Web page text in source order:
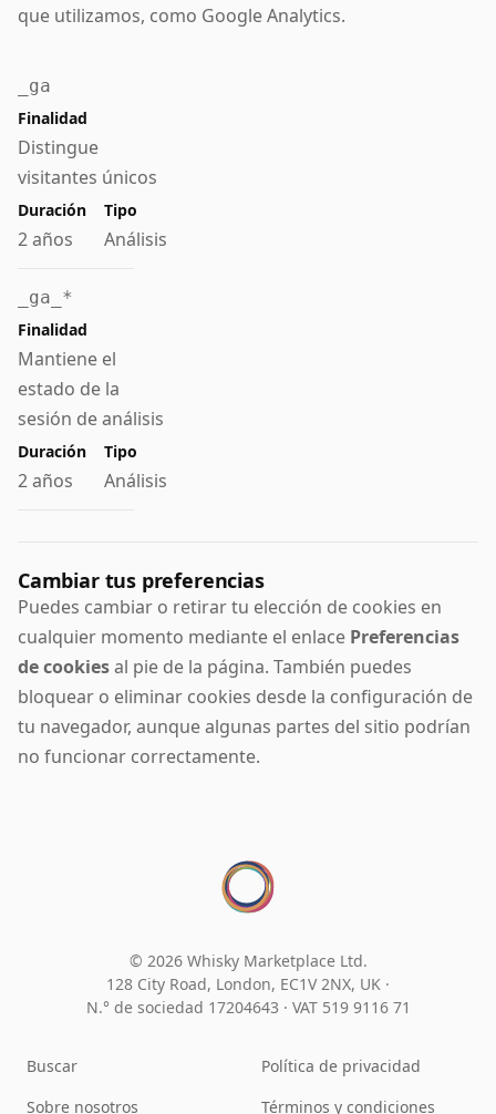
que utilizamos, como Google Analytics.
_ga
Distingue
visitantes únicos
2 años Análisis
_ga_*
Mantiene el
estado de la
sesión de análisis
2 años Análisis
Cambiar tus preferencias
Puedes cambiar o retirar tu elección de cookies en
cualquier momento mediante el enlace Preferencias
de cookiesal pie de la página. También puedes
bloquear o eliminar cookies desde la configuración de
tu navegador, aunque algunas partes del sitio podrían
no funcionar correctamente.
© 2026 Whisky Marketplace Ltd.
128 City Road, London, EC1V 2NX, UK ·
N.° de sociedad 17204643 · VAT 519 9116 71
Buscar
Sobre nosotros
Política de privacidad
Términos y condiciones